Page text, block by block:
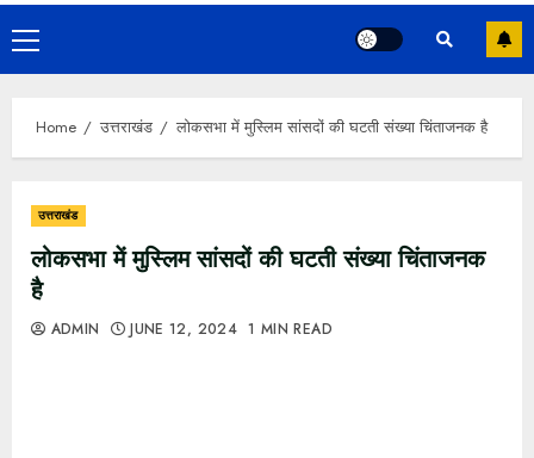
Primary
Menu
Home उत्तराखंड लोकसभा में मुस्लिम सांसदों की घटती संख्या चिंताजनक है
उत्तराखंड
लोकसभा में मुस्लिम सांसदों की घटती संख्या चिंताजनक
है
ADMIN JUNE 12, 2024 1 MIN READ